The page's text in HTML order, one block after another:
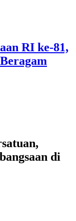
RI ke-81,
di